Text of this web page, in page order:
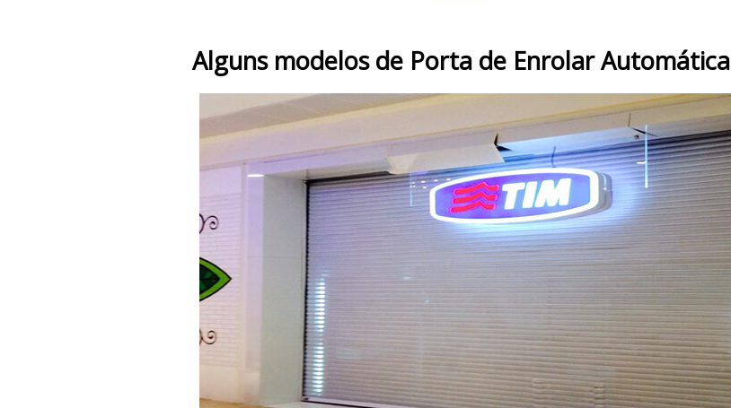
Alguns modelos de Porta de Enrolar Automática